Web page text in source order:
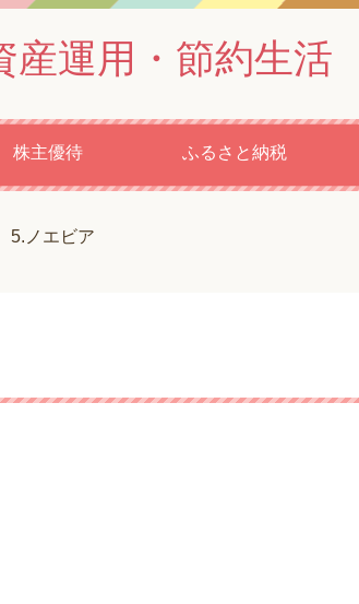
産運用・節約生活
株主優待 ふるさと納税
5.ノエビア